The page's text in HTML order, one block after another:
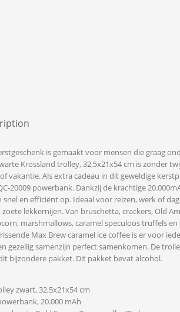
is gemaakt voor mensen die graag
Krossland trolley, 32,5x21x54 cm is zonder
vakantie. Als extra cadeau in dit geweldige
20009 powerbank. Dankzij de krachtige
snel en efficiënt op. Ideaal voor reizen, werk of
zoete lekkernijen. Van bruschetta, crackers, Old
marshmallows, caramel speculoos truffels
Max Brew caramel ice coffee is er voor
gezellig samenzijn perfect samenkomen. De
bijzondere pakket. Dit pakket bevat alcohol.
zwart, 32,5x21x54 cm
20.000 mAh